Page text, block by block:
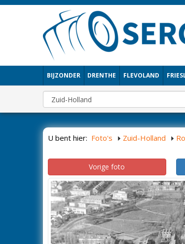
BIJZONDER DRENTHE FLEVOLAND
U bent hier: Foto's Zuid-Holland
Vorige foto